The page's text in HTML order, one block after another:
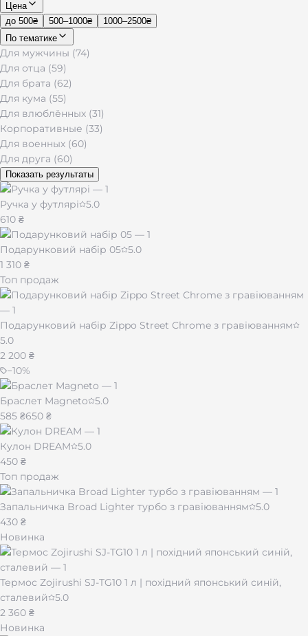
Цена
до 500₴
500–1000₴
1000–2500₴
По тематике
Для мужчины (74)
Для отца (59)
Для брата (62)
Для кума (55)
Для влюблённых (31)
Корпоративные (33)
Для военных (60)
Для друга (60)
Показать результаты
Ручка у футлярі
5.0
610 ₴
Подарунковий набір 05 5.0
1 310 ₴
Топ продаж
Подарунковий набір Zippo Street Chrome з гравіюванням
5.0
2 200 ₴
−10%
Браслет Magneto
5.0
585 ₴650 ₴
Кулон DREAM
5.0
450 ₴
Топ продаж
Запальничка Broad Lighter турбо з гравіюванням
5.0
430 ₴
Новинка
Термос Zojirushi SJ-TG10 1 л | похідний японський синій,
сталевий
5.0
2 360 ₴
Новинка